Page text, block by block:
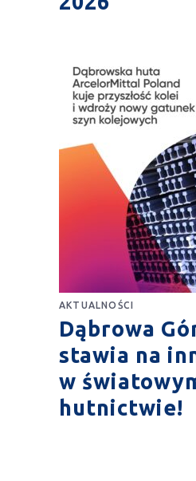
AKTUALNOŚCI
Dąbrowa
stawia na
w
hutnictwie!